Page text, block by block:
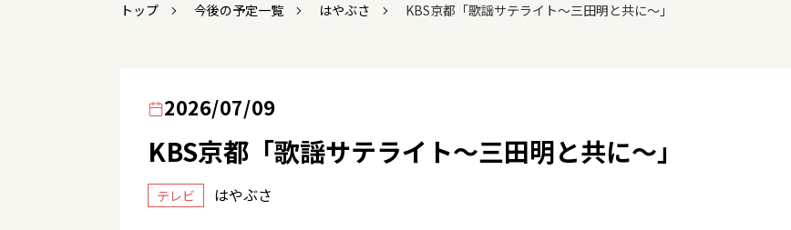
トップ 今後の予定一覧 はやぶさ KBS京都「歌謡サテライト～三田明と共に～」
2026/07/09
KBS京都「歌謡サテライト～三田明と共に～」
テレビ はやぶさ